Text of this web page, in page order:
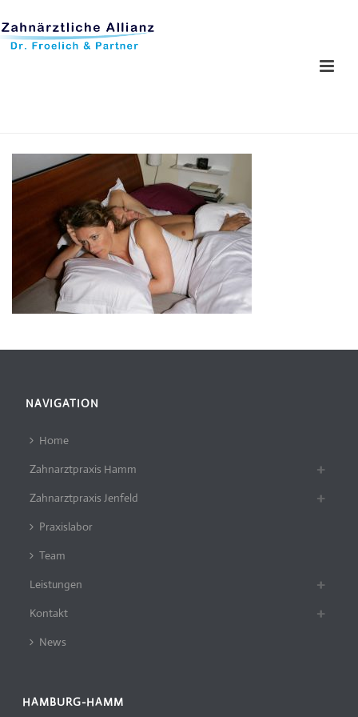
NAVIGATION
Home
Zahnarztpraxis Hamm
Zahnarztpraxis Jenfeld
Praxislabor
Team
Leistungen
Kontakt
News
HAMBURG-HAMM